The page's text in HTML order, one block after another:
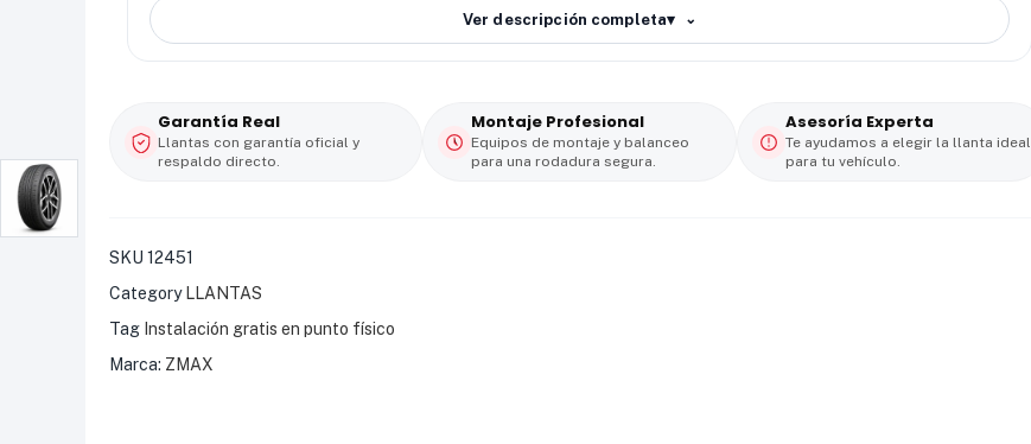
Rodadura silenciosa y confortable, perfecta para viajes urbanos y carretera.
Alta durabilidad, ofreciendo desempeño constante incluso bajo carga.
🛞
Carretera / Urbano
⚙️Modelo: Gallopro H/T
📏Medida:235/60 R18
Ver descripción completa▾
Garantía Real
Llantas con garantía oficial y
respaldo directo.
Montaje Profesional
Equipos de montaje y balanceo
para una rodadura segura.
Asesoría Experta
Te ayudamos a elegir la llanta ideal
para tu vehículo.
SKU 12451
Category LLANTAS
Tag Instalación gratis en punto físico
Marca: ZMAX